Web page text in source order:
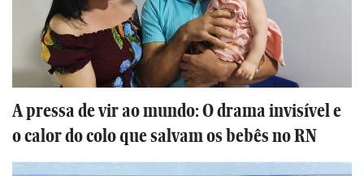
A pressa de vir ao mundo: O drama invisível e
o calor do colo que salvam os bebês no RN